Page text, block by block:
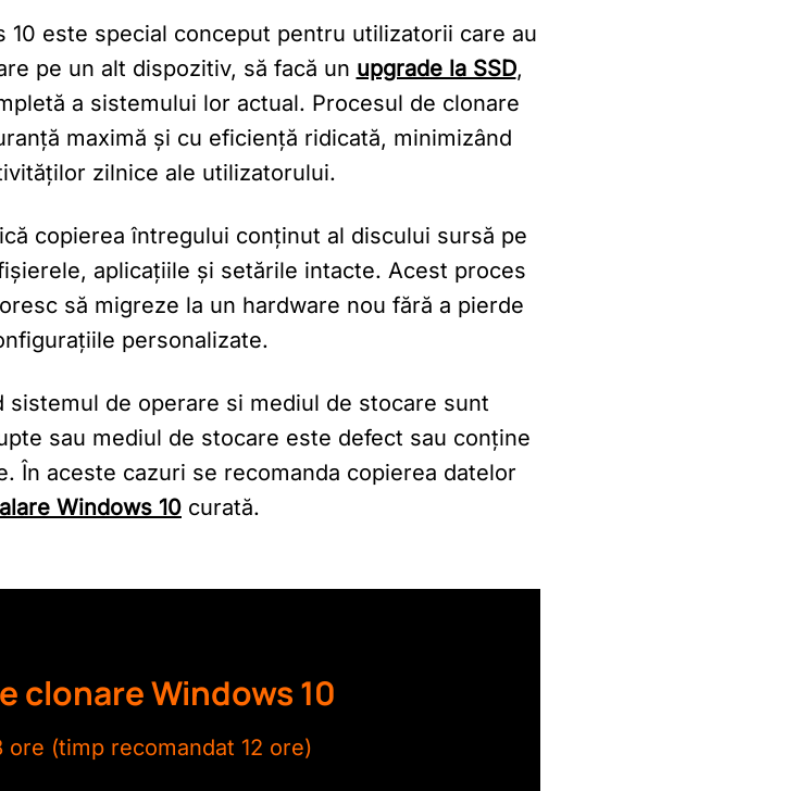
este special conceput pentru utilizatorii care au
pe un alt dispozitiv, să facă un upgrade la SSD,
a sistemului lor actual. Procesul de clonare
maximă și cu eficiență ridicată, minimizând
zilnice ale utilizatorului.
copierea întregului conținut al discului sursă pe
aplicațiile și setările intacte. Acest proces
să migreze la un hardware nou fără a pierde
personalizate.
sistemul de operare si mediul de stocare sunt
sau mediul de stocare este defect sau conține
În aceste cazuri se recomanda copierea datelor
Windows 10 curată.
clonare Windows 10
ore (timp recomandat 12 ore)